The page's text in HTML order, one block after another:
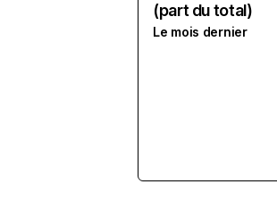
(part du total)
Le mois dernier